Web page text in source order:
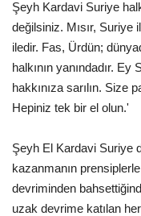
Yaşam
Künye
Sağlık
İletişim
Kültür Sanat
Şeyh Kardavi Suriye
değilsiniz. Mısır, Suriye
iledir. Fas, Ürdün;
halkının yanındadır.
hakkınıza sarılın. Size
Hepiniz tek bir el olun.'
Şeyh El Kardavi Suriye
kazanmanın
devriminden
uzak devrime katılan